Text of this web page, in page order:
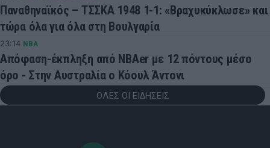
Παναθηναϊκός – ΤΣΣΚΑ 1948 1-1: «Βραχυκύκλωσε» και
τώρα όλα για όλα στη Βουλγαρία
23:14 NBA
Απόφαση-έκπληξη από NBAer με 12 πόντους μέσο
όρο - Στην Αυστραλία ο Κόουλ Άντονι
ΟΛΕΣ ΟΙ ΕΙΔΗΣΕΙΣ